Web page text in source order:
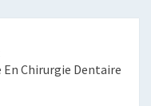
En Chirurgie Dentaire